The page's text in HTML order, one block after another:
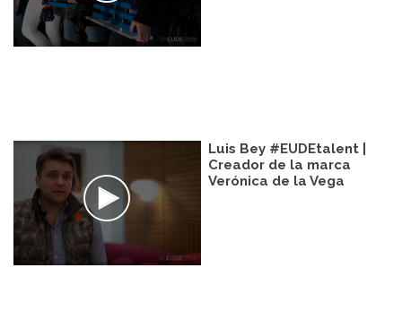
Luis Bey #EUDEtalent |
Creador de la marca
Verónica de la Vega